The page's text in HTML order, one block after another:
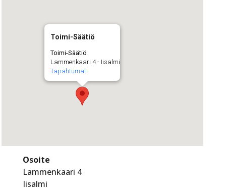
Toimi-Säätiö
Toimi-Säätiö
Lammenkaari 4 - Iisalmi
Tapahtumat
Osoite
Lammenkaari 4
Iisalmi